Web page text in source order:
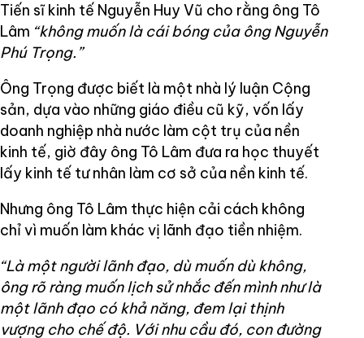
Tiến sĩ kinh tế Nguyễn Huy Vũ cho rằng ông Tô
Lâm “không muốn là cái bóng của ông Nguyễn
Phú Trọng.”
Ông Trọng được biết là một nhà lý luận Cộng
sản, dựa vào những giáo điều cũ kỹ, vốn lấy
doanh nghiệp nhà nước làm cột trụ của nền
kinh tế, giờ đây ông Tô Lâm đưa ra học thuyết
lấy kinh tế tư nhân làm cơ sở của nền kinh tế.
Nhưng ông Tô Lâm thực hiện cải cách không
chỉ vì muốn làm khác vị lãnh đạo tiền nhiệm.
“Là một người lãnh đạo, dù muốn dù không,
ông rõ ràng muốn lịch sử nhắc đến mình như là
một lãnh đạo có khả năng, đem lại thịnh
vượng cho chế độ. Với nhu cầu đó, con đường